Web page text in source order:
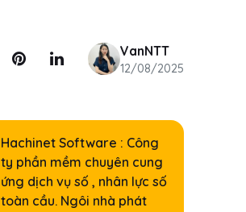
VanNTT
12/08/2025
Hachinet Software : Công
ty phần mềm chuyên cung
ứng dịch vụ số , nhân lực số
toàn cầu. Ngôi nhà phát